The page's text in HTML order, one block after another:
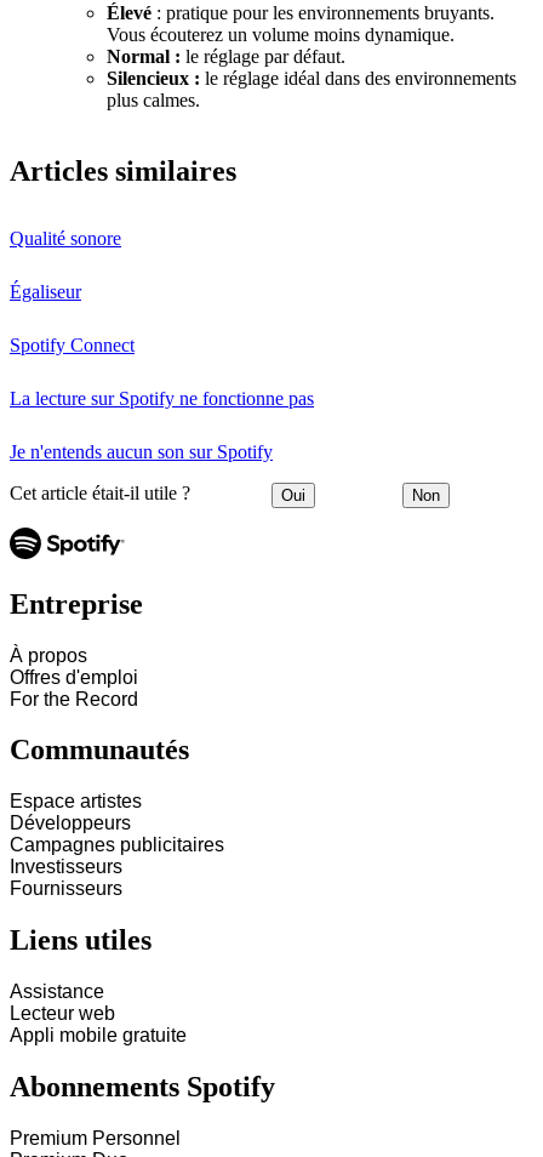
Élevé : pratique pour les environnements bruyants.
Vous écouterez un volume moins dynamique.
Normal : le réglage par défaut.
Silencieux : le réglage idéal dans des environnements
plus calmes.
Articles similaires
Qualité sonore
Égaliseur
Spotify Connect
La lecture sur Spotify ne fonctionne pas
Je n'entends aucun son sur Spotify
Cet article était-il utile ? Oui Non
Entreprise
À propos
Offres d'emploi
For the Record
Communautés
Espace artistes
Développeurs
Campagnes publicitaires
Investisseurs
Fournisseurs
Liens utiles
Assistance
Lecteur web
Appli mobile gratuite
Abonnements Spotify
Premium Personnel